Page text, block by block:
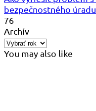
bezpečnostného
76
Archív
You may also like